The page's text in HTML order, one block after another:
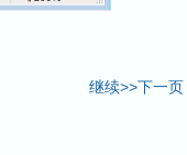
继续>>下一页